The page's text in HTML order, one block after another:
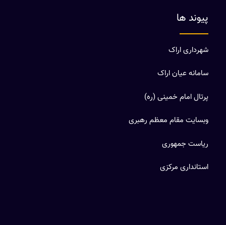
پیوند ها
شهرداری اراک
سامانه عیان اراک
پرتال امام خمینی (ره)
وبسایت مقام معظم رهبری
ریاست جمهوری
استانداری مرکزی